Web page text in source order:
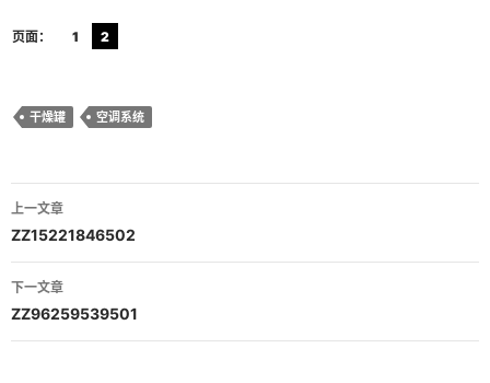
页面： 1 2
干燥罐 空调系统
文
章
导
航
上一文章
ZZ15221846502
下一文章
ZZ96259539501